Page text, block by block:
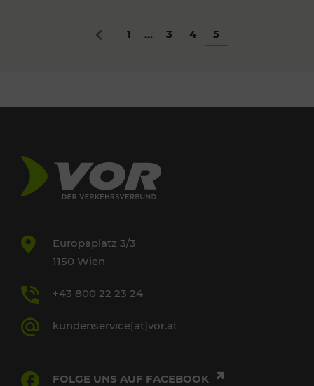
Zurück
1 ... 3 4 5
Europaplatz 3/3
1150 Wien
+43 800 22 23 24
kundenservice[at]vor.at
FOLGE UNS AUF FACEBOOK